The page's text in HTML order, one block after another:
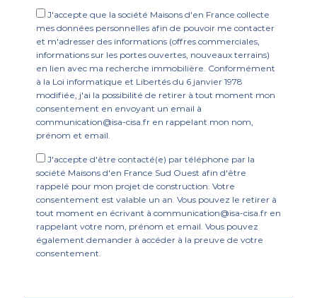
J'accepte que la société Maisons d'en France collecte
mes données personnelles afin de pouvoir me contacter
et m'adresser des informations (offres commerciales,
informations sur les portes ouvertes, nouveaux terrains)
en lien avec ma recherche immobilière. Conformément
à la Loi informatique et Libertés du 6 janvier 1978
modifiée, j'ai la possibilité de retirer à tout moment mon
consentement en envoyant un email à
communication@isa-cisa.fr en rappelant mon nom,
prénom et email.
J'accepte d'être contacté(e) par téléphone par la
société Maisons d'en France Sud Ouest afin d'être
rappelé pour mon projet de construction. Votre
consentement est valable un an. Vous pouvez le retirer à
tout moment en écrivant à communication@isa-cisa.fr en
rappelant votre nom, prénom et email. Vous pouvez
également demander à accéder à la preuve de votre
consentement.